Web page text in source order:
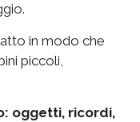
in modo che
piccoli,
oggetti, ricordi,